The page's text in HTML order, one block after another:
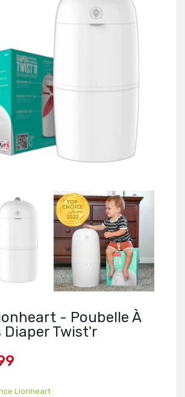
- Poubelle À
Diaper Twist'r
Lionheart